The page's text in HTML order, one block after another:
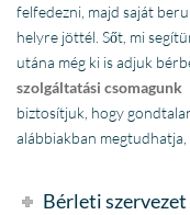
felfedezni, majd saját
helyre jöttél. Sőt, mi
utána még ki is adjuk
szolgáltatási csomagunk
biztosítjuk, hogy
alábbiakban
Bérleti szervezet